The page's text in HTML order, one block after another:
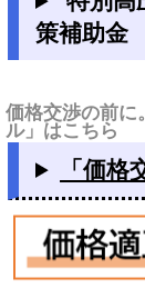
策補助金
価格交渉の前に
ル」はこちら
「価格